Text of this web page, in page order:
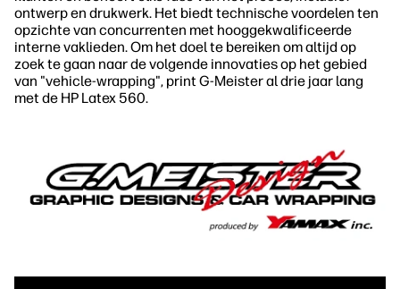
ontwerp en drukwerk. Het biedt technische voordelen ten
opzichte van concurrenten met hooggekwalificeerde
interne vaklieden. Om het doel te bereiken om altijd op
zoek te gaan naar de volgende innovaties op het gebied
van "vehicle-wrapping", print G-Meister al drie jaar lang
met de HP Latex 560.